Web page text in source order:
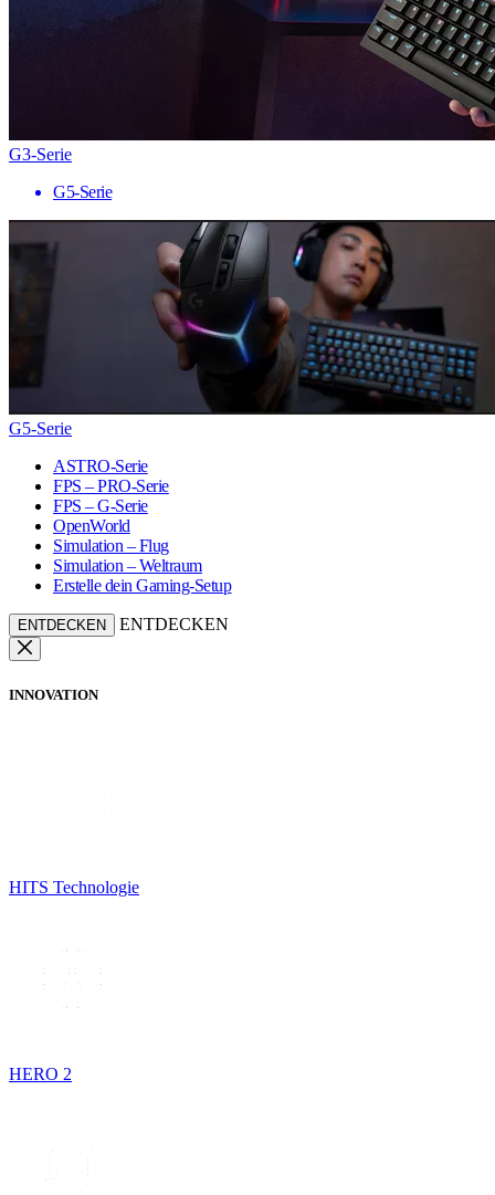
G3-Serie
G5-Serie
G5-Serie
ASTRO-Serie
FPS – PRO-Serie
FPS – G-Serie
OpenWorld
Simulation – Flug
Simulation – Weltraum
Erstelle dein Gaming-Setup
ENTDECKEN ENTDECKEN
INNOVATION
HITS Technologie
HERO 2